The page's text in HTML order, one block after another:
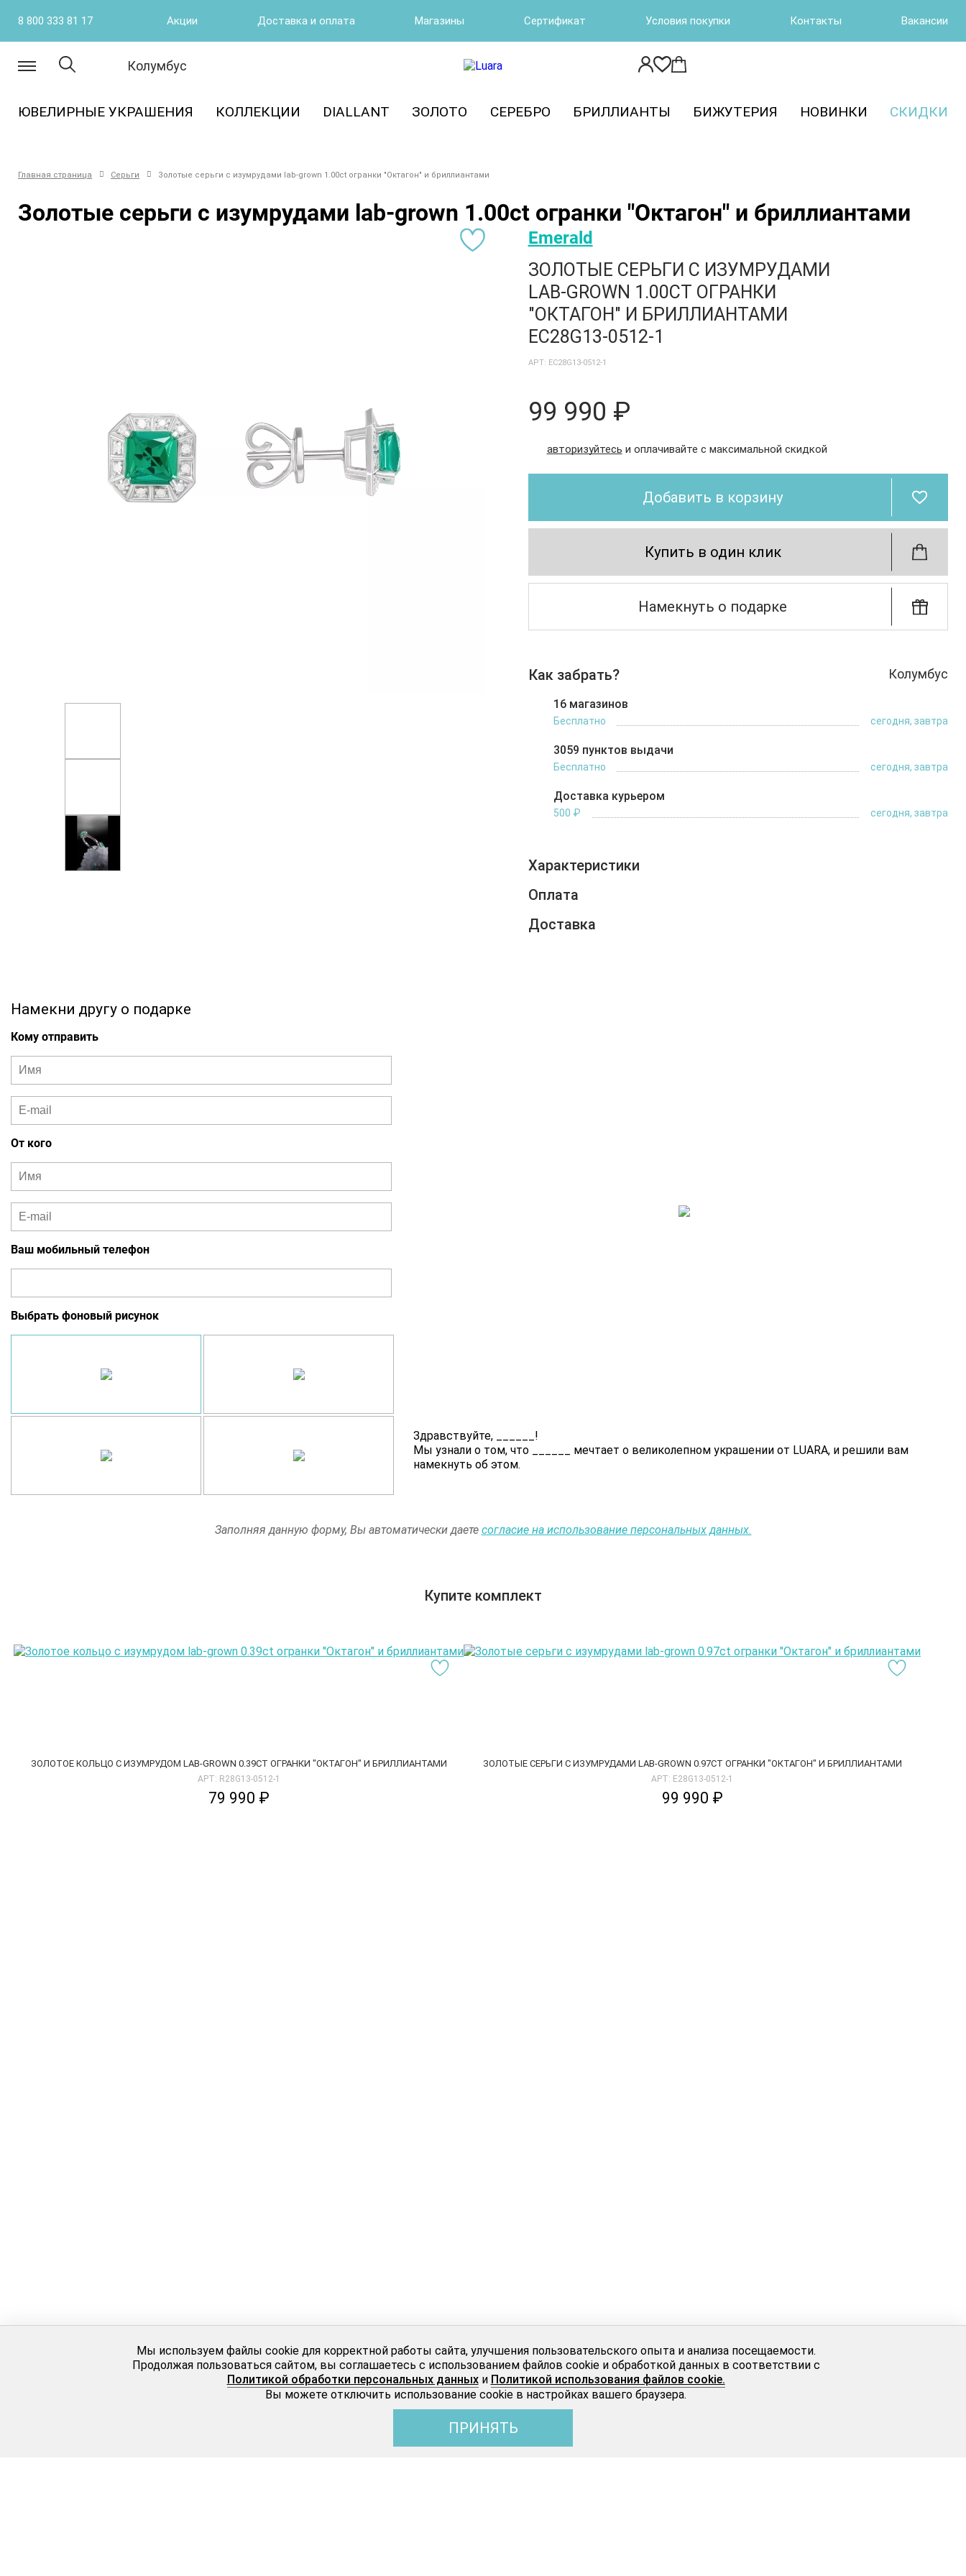
8 800 333 81 17 Акции Доставка и оплата Магазины Сертификат Условия покупки Контакты Вакансии
Колумбус
ЮВЕЛИРНЫЕ УКРАШЕНИЯ КОЛЛЕКЦИИ DIALLANT ЗОЛОТО СЕРЕБРО БРИЛЛИАНТЫ БИЖУТЕРИЯ НОВИНКИ СКИДКИ
Главная страница Серьги Золотые серьги с изумрудами lab-grown 1.00ct огранки "Октагон" и бриллиантами
Золотые серьги с изумрудами lab-grown 1.00ct огранки "Октагон" и бриллиантами
Emerald
ЗОЛОТЫЕ СЕРЬГИ С ИЗУМРУДАМИ
LAB-GROWN 1.00CT ОГРАНКИ
"ОКТАГОН" И БРИЛЛИАНТАМИ
EC28G13-0512-1
АРТ: EC28G13-0512-1
99 990 ₽
авторизуйтесь и оплачивайте с максимальной скидкой
Добавить в корзину
Купить в один клик
Намекнуть о подарке
Как забрать? Колумбус
16 магазинов
Бесплатно сегодня, завтра
3059 пунктов выдачи
Бесплатно сегодня, завтра
Доставка курьером
500 ₽ сегодня, завтра
Характеристики
Оплата
Доставка
Намекни другу о подарке
Кому отправить
От кого
Ваш мобильный телефон
Выбрать фоновый рисунок
Здравствуйте,
!
Мы узнали о том, что
мечтает о великолепном украшении от LUARA, и решили вам
намекнуть об этом.
Заполняя данную форму, Вы автоматически даете согласие на использование персональных данных.
Купите комплект
ЗОЛОТОЕ КОЛЬЦО С ИЗУМРУДОМ LAB-GROWN 0.39CT ОГРАНКИ "ОКТАГОН" И БРИЛЛИАНТАМИ
АРТ: R28G13-0512-1
79 990 ₽
ЗОЛОТЫЕ СЕРЬГИ С ИЗУМРУДАМИ LAB-GROWN 0.97CT ОГРАНКИ "ОКТАГОН" И БРИЛЛИАНТАМИ
АРТ: E28G13-0512-1
99 990 ₽
Мы используем файлы cookie для корректной работы сайта, улучшения пользовательского опыта и анализа посещаемости.
Продолжая пользоваться сайтом, вы соглашаетесь с использованием файлов cookie и обработкой данных в соответствии с
Политикой обработки персональных данныхи Политикой использования файлов cookie.
Вы можете отключить использование cookie в настройках вашего браузера.
ПРИНЯТЬ